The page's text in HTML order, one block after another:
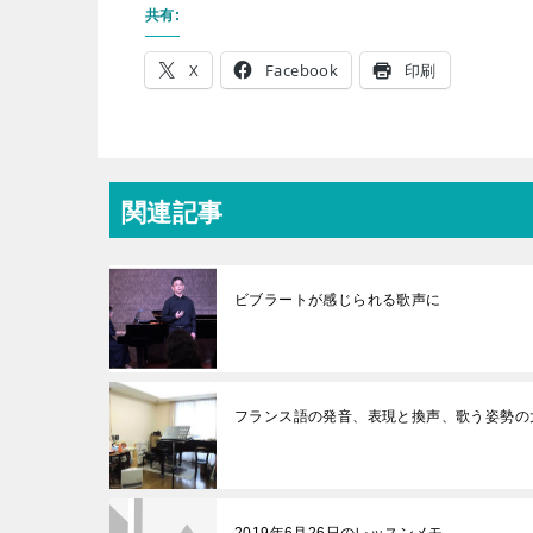
共有:
X Facebook 印刷
関連記事
ビブラートが感じられる歌声に
フランス語の発音、表現と換声、歌う姿勢